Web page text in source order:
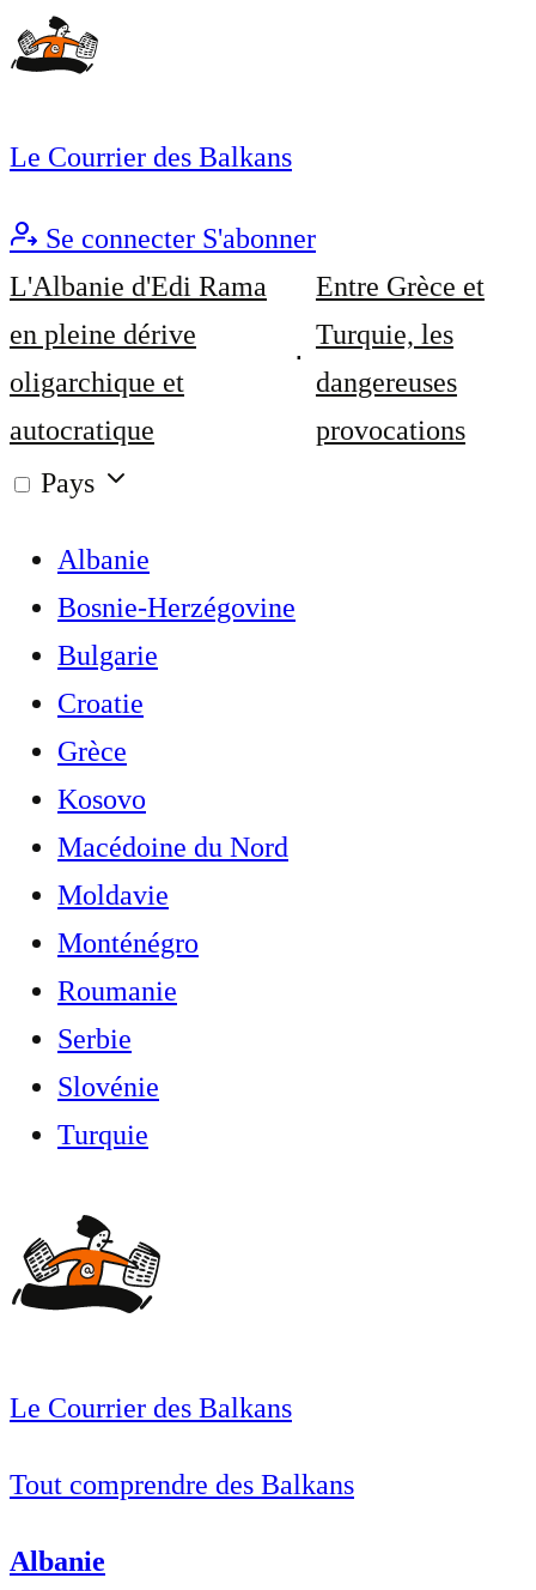
Le Courrier des Balkans
Se connecter S'abonner
L'Albanie d'Edi Rama
en pleine dérive
oligarchique et
autocratique
Entre Grèce et
Turquie, les
dangereuses
provocations
Pays
Albanie
Bosnie-Herzégovine
Bulgarie
Croatie
Grèce
Kosovo
Macédoine du Nord
Moldavie
Monténégro
Roumanie
Serbie
Slovénie
Turquie
Le Courrier des Balkans
Tout comprendre des Balkans
Albanie